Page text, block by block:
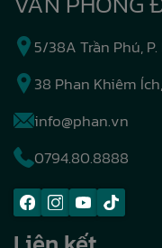
5/38A Trần Phú,
38 Phan Khiêm
info@phan.vn
0794.80.8888